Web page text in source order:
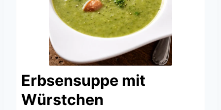
Erbsensuppe mit
Würstchen